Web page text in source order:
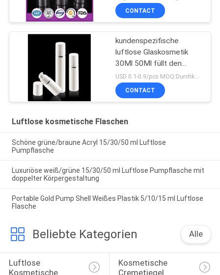
CONTACT
kundenspezifische
luftlose Glaskosmetik
30Ml 50Ml füllt den
bestätigten Pumpen-
Sprüher ISO90001 ab
USD 0.1-0.9/pcs MOQ:Durchkontaktierung
CONTACT
Luftlose kosmetische Flaschen
Schöne grüne/braune Acryl 15/30/50 ml Luftlose
Pumpflasche
Luxuriöse weiß/grüne 15/30/50 ml Luftlose Pumpflasche mit
doppelter Körpergestaltung
Portable Gold Pump Shell Weißes Plastik 5/10/15 ml Luftlose
Flasche
Beliebte Kategorien Alle
Luftlose
Kosmetische
Kosmetische
Cremetiegel